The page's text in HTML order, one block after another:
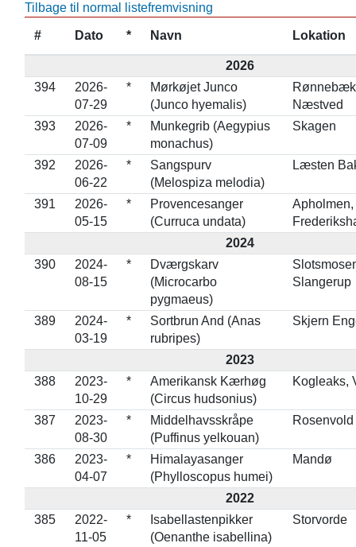
Tilbage til normal listefremvisning
# Dato * Navn Lokation
2026
394
2026-
07-29
*
Mørkøjet Junco
(Junco hyemalis)
Næstved
393
2026-
07-09
*
Munkegrib (Aegypius
monachus)
Skagen
392
2026-
06-22
*
Sangspurv
(Melospiza melodia)
Læsten
391
2026-
05-15
*
Provencesanger
(Curruca undata)
Apholmen,
2024
390
2024-
08-15
*
Dværgskarv
(Microcarbo
pygmaeus)
Slangerup
389
2024-
03-19
*
Sortbrun And (Anas
rubripes)
Skjern
2023
388
2023-
10-29
*
Amerikansk Kærhøg
(Circus hudsonius)
Kogleaks,
387
2023-
08-30
*
Middelhavsskråpe
(Puffinus yelkouan)
Rosenvold
386
2023-
04-07
*
Himalayasanger
(Phylloscopus humei)
Mandø
2022
385
2022-
11-05
*
Isabellastenpikker
(Oenanthe isabellina)
Storvorde